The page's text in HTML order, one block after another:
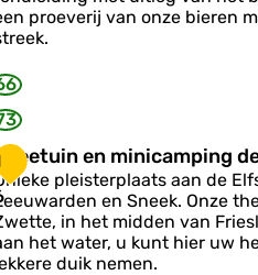
proeverij van onze bieren
en minicamping
pleisterplaats aan de
en Sneek. Onze
in het midden van
het water, u kunt hier uw
duik nemen.